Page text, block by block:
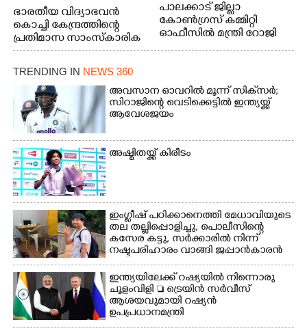
ഭാരതീയ വിദ്യാഭവൻ
കൊച്ചി കേന്ദ്രത്തിന്റെ
പ്രതിമാസ സാംസ്കാരിക
പരിപാടിയുടെ ഭാഗമായി
ടി.ഡി റോഡിലെ ഭാരതീയ
വിദ്യാഭവൻ സർദാർ
പട്ടേൽ സഭാഗൃഹത്തിൽ
എം. അക്ഷതയുടെ
നേതൃത്വത്തിൽ
അവതരിപ്പിച്ച ലയ നമൻ
കഥക് നൃത്തത്തിൽ നിന്ന്
പാലക്കാട് ജില്ലാ
കോൺഗ്രസ് കമ്മിറ്റി
ഓഫീസിൽ മന്ത്രി റോജി
എം ജോണിന്
TRENDING IN NEWS 360
അവസാന ഓവറിൽ മൂന്ന് സിക്‌സർ;
സിറാജിന്റെ വെടിക്കെട്ടിൽ ഇന്ത്യയ്ക്ക്
ആവേശജയം
അഷ്മിതയ്ക്ക് കിരീടം
ഇംഗ്ളീഷ് പഠിക്കാനെത്തി മേധാവിയുടെ
തല തല്ലിപ്പൊളിച്ചു, പൊലീസിന്റെ
കസേര കട്ടു, സർക്കാരിൽ നിന്ന്
നഷ്ടപരിഹാരം വാങ്ങി ജപ്പാൻകാരൻ
ഇന്ത്യയിലേക്ക് റഷ്യയിൽ നിന്നൊരു
ചൂളംവിളി  ട്രെയിൻ സർവീസ്
ആശയവുമായി റഷ്യൻ
ഉപപ്രധാനമന്ത്രി